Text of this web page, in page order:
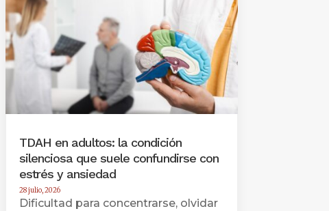
TDAH en adultos: la condición
silenciosa que suele confundirse con
estrés y ansiedad
28 julio, 2026
Dificultad para concentrarse, olvidar